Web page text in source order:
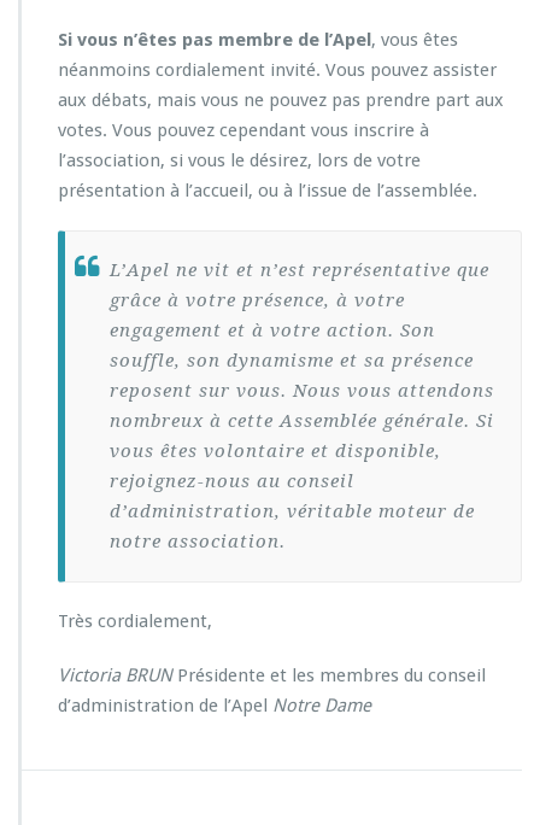
2
1
Si vous n’êtes pas membre de l’Apel, vous êtes
néanmoins cordialement invité. Vous pouvez assister
aux débats, mais vous ne pouvez pas prendre part aux
votes. Vous pouvez cependant vous inscrire à
l’association, si vous le désirez, lors de votre
présentation à l’accueil, ou à l’issue de l’assemblée.
L’Apel ne vit et n’est représentative que
grâce à votre présence, à votre
engagement et à votre action. Son
souffle, son dynamisme et sa présence
reposent sur vous. Nous vous attendons
nombreux à cette Assemblée générale. Si
vous êtes volontaire et disponible,
rejoignez-nous au conseil
d’administration, véritable moteur de
notre association.
Très cordialement,
Victoria BRUN Présidente et les membres du conseil
d’administration de l’Apel Notre Dame